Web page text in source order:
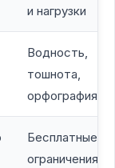
и нагрузки
Водность,
тошнота,
орфография
Бесплатные
ограничения,